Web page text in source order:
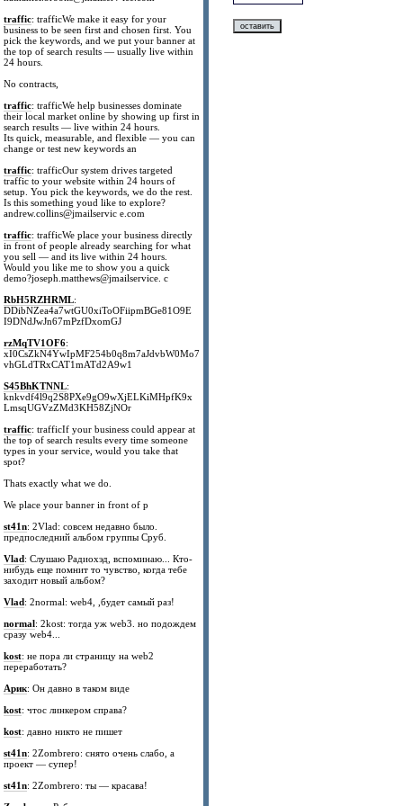
traffic: trafficWe make it easy for your
business to be seen first and chosen first. You
pick the keywords, and we put your banner at
the top of search results — usually live within
24 hours.
No contracts,
traffic: trafficWe help businesses dominate
their local market online by showing up first in
search results — live within 24 hours.
Its quick, measurable, and flexible — you can
change or test new keywords an
traffic: trafficOur system drives targeted
traffic to your website within 24 hours of
setup. You pick the keywords, we do the rest.
Is this something youd like to explore?
andrew.collins@jmailservic e.com
traffic: trafficWe place your business directly
in front of people already searching for what
you sell — and its live within 24 hours.
Would you like me to show you a quick
demo?joseph.matthews@jmailservice. c
RbH5RZHRML:
DDibNZea4a7wtGU0xiToOFiipmBGe81O9E
I9DNdJwJn67mPzfDxomGJ
rzMqTV1OF6:
xI0CsZkN4YwIpMF254b0q8m7aJdvbW0Mo7
vhGLdTRxCAT1mATd2A9w1
S45BhKTNNL:
knkvdf4l9q2S8PXe9gO9wXjELKiMHpfK9x
LmsqUGVzZMd3KH58ZjNOr
traffic: trafficIf your business could appear at
the top of search results every time someone
types in your service, would you take that
spot?
Thats exactly what we do.
We place your banner in front of p
st41n: 2Vlad: совсем недавно было.
предпоследний альбом группы Сруб.
Vlad: Слушаю Радиохэд, вспоминаю... Кто-
нибудь еще помнит то чувство, когда тебе
заходит новый альбом?
Vlad: 2normal: web4, ,будет самый раз!
normal: 2kost: тогда уж web3. но подождем
сразу web4...
kost: не пора ли страницу на web2
переработать?
Арик: Он давно в таком виде
kost: чтос линкером справа?
kost: давно никто не пишет
st41n: 2Zombrero: снято очень слабо, а
проект — супер!
st41n: 2Zombrero: ты — красава!